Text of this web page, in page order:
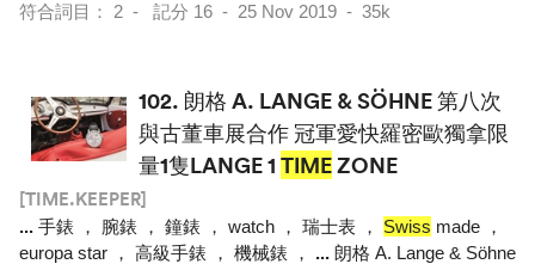
符合詞目： 2 - 記分 16 - 25 Nov 2019 - 35k
102. 朗格 A. LANGE & SÖHNE 第八次
與古董車展合作 冠軍愛快羅密歐獨拿限
量1隻LANGE 1 TIMEZONE
[TIME.KEEPER]
... 手錶 ， 腕錶 ， 鐘錶 ， watch ， 瑞士表 ， Swiss made ，
europa star ， 高級手錶 ， 機械錶 ， ... 朗格 A. Lange & Söhne